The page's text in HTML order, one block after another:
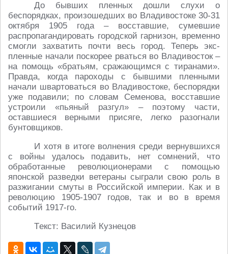
До бывших пленных дошли слухи о
беспорядках, произошедших во Владивостоке 30-31
октября 1905 года – восставшие, сумевшие
распропагандировать городской гарнизон, временно
смогли захватить почти весь город. Теперь экс-
пленные начали поскорее рваться во Владивосток –
на помощь «братьям, сражающимся с тиранами».
Правда, когда пароходы с бывшими пленными
начали швартоваться во Владивостоке, беспорядки
уже подавили; по словам Семенова, восставшие
устроили «пьяный разгул» – поэтому части,
оставшиеся верными присяге, легко разогнали
бунтовщиков.
И хотя в итоге волнения среди вернувшихся
с войны удалось подавить, нет сомнений, что
обработанные революционерами с помощью
японской разведки ветераны сыграли свою роль в
разжигании смуты в Российской империи. Как и в
революцию 1905-1907 годов, так и во в время
событий 1917-го.
Tекст: Василий Кузнецов